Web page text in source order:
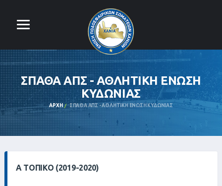
ΣΠΑΘΑ ΑΠΣ - ΑΘΛΗΤΙΚΗ ΕΝΩΣΗ
ΚΥΔΩΝΙΑΣ
ΑΡΧΉ ΣΠΑΘΑ ΑΠΣ - ΑΘΛΗΤΙΚΗ ΕΝΩΣΗ ΚΥΔΩΝΙΑΣ
Α ΤΟΠΙΚΌ (2019-2020)